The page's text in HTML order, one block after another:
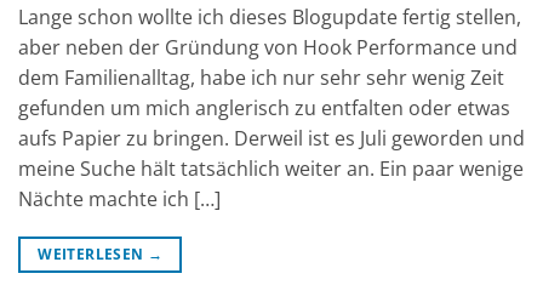
Lange schon wollte ich dieses Blogupdate fertig stellen,
aber neben der Gründung von Hook Performance und
dem Familienalltag, habe ich nur sehr sehr wenig Zeit
gefunden um mich anglerisch zu entfalten oder etwas
aufs Papier zu bringen. Derweil ist es Juli geworden und
meine Suche hält tatsächlich weiter an. Ein paar wenige
Nächte machte ich […]
WEITERLESEN →